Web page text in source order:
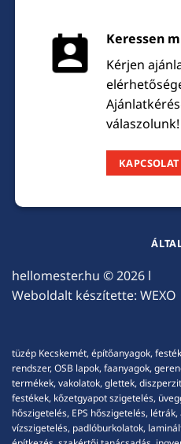
Keressen
Kérjen
válaszolunk!
KAPCSOLAT
hellomester.hu © 2026 l
Weboldalt készítette: WEXO
tüzép Kecskemét, építőanyagok,
rendszer, OSB lapok, faanyagok,
termékek, vakolatok, glettek,
festékek, kőzetgyapot szigetelés,
hőszigetelés, EPS hőszigetelés,
vízszigetelés, padlóburkolatok,